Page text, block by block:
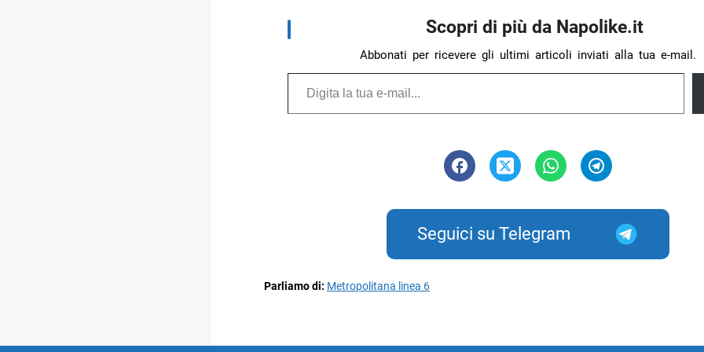
Scopri di più da Napolike.it
Abbonati per ricevere gli ultimi articoli inviati alla tua e-mail.
Digita la tua e-mail...
Seguici su Telegram
Parliamo di: Metropolitana linea 6